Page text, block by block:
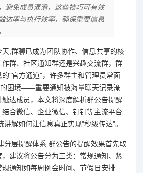
避免成员混淆，这些技巧可有效
达率与执行效率，确保重要信息
,群聊已成为团队协作、信息共享的核
群、社区通知群还是兴趣交流群，群
"官方通道"，许多群主和管理员常面
困境——重要通知被海量聊天记录淹
达成员，本文将深度解析群公告提醒
合微信、企业微信、钉钉等主流平台
解如何让信息真正实现"秒级传达"。
分层提醒体系 群公告的提醒效果首先取
建议将公告分为三类：常规通知、紧
通知如每周例会时间、节假日安排